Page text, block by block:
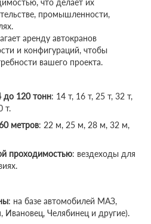
что делает их
промышленности,
аренду автокранов
и конфигураций, чтобы
вашего проекта.
до 120 тонн: 14 т, 16 т, 25 т, 32 т,
т.
метров: 22 м, 25 м, 28 м, 32 м,
проходимостью: вездеходы для
: на базе автомобилей МАЗ,
Челябинец и другие).